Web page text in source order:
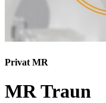
Privat MR
MR Traun